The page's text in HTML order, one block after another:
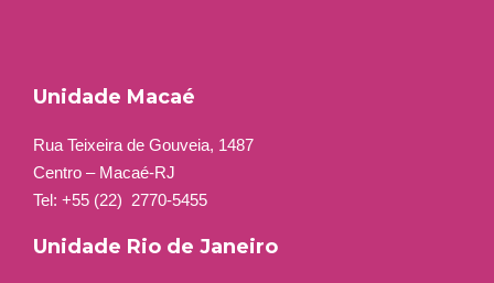
Unidade Macaé
Rua Teixeira de Gouveia, 1487
Centro – Macaé-RJ
Tel: +55 (22) 2770-5455
Unidade Rio de Janeiro